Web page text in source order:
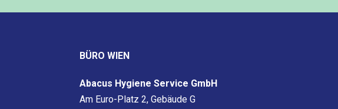
BÜRO WIEN
Abacus Hygiene Service GmbH
Am Euro-Platz 2, Gebäude G